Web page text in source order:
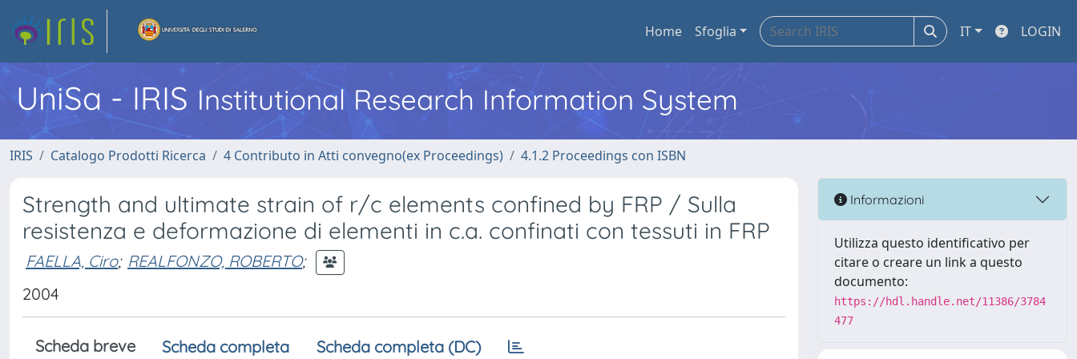
Home Sfoglia IT LOGIN
UniSa - IRIS Institutional Research Information System
IRIS Catalogo Prodotti Ricerca 4 Contributo in Atti convegno(ex Proceedings) 4.1.2 Proceedings con ISBN
Strength and ultimate strain of r/c elements confined by FRP / Sulla
resistenza e deformazione di elementi in c.a. confinati con tessuti in FRP
FAELLA, Ciro; REALFONZO, ROBERTO;
2004
Scheda breve Scheda completa Scheda completa (DC)
Informazioni
Utilizza questo identificativo per
citare o creare un link a questo
documento:
https://hdl.handle.net/11386/3784
477